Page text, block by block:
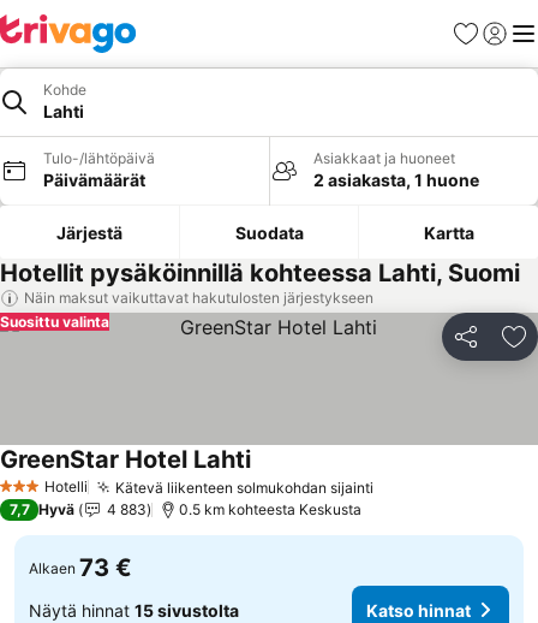
Suosikit
Kohde
Lahti
Tulo-/lähtöpäivä
Päivämäärät
Asiakkaat ja huoneet
2 asiakasta, 1 huone
Järjestä Suodata Kartta
Hotellit pysäköinnillä kohteessa Lahti, Suomi
Näin maksut vaikuttavat hakutulosten järjestykseen
Jaa
Suosittu valinta
3 Tähtiluokitus
Hotelli Kätevä liikenteen solmukohdan sijainti
GreenStar Hotel LahtiKatso hinnat
7,7 Hyvä 4 883 0.5 km kohteesta Keskusta
Alkaen 73 €
Näytä hinnat 15 sivustolta Katso hinnat